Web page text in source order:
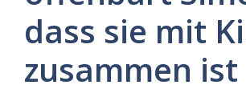
dass sie mit
zusammen ist